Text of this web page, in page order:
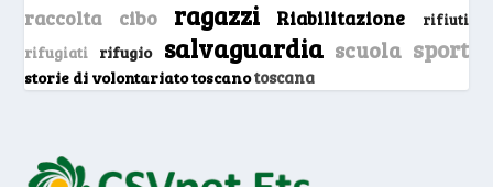
raccolta cibo ragazzi Riabilitazione
rifiuti
rifugiati
rifugio salvaguardia scuola sport
storie di volontariato toscanotoscana